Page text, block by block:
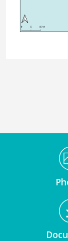
Médiathèque